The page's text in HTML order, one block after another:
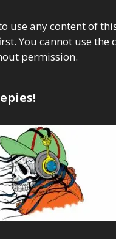
use any content of
You cannot use the
permission.